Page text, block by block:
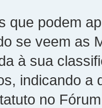
que podem
se veem as
à sua
indicando a
no